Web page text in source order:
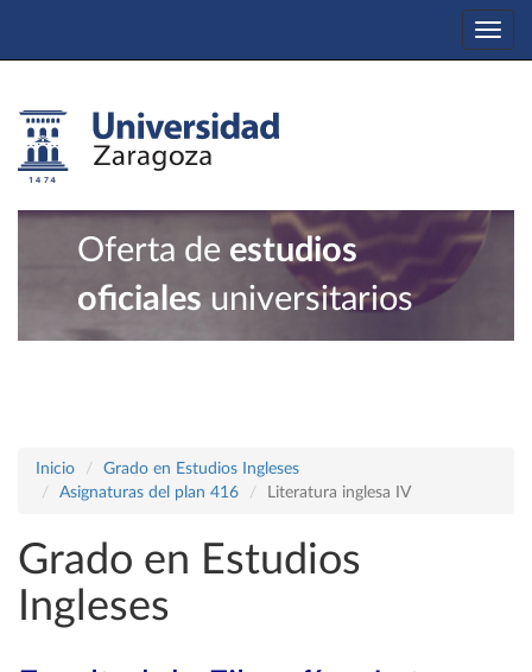
Oferta de estudios
oficiales universitarios
Inicio
Grado en Estudios Ingleses
Asignaturas del plan 416
Literatura inglesa IV
Grado en Estudios
Ingleses